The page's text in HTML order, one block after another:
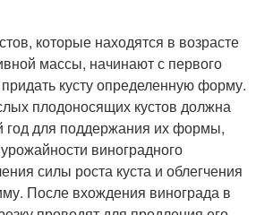
которые находятся в возрасте
массы, начинают с первого
кусту определенную форму.
плодоносящих кустов должна
год для поддержания их формы,
виноградного
силы роста куста и облегчения
После вхождения винограда в